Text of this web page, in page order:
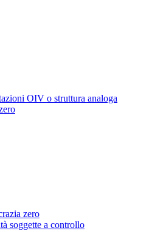
OIV o struttura analoga
zero
soggette a controllo